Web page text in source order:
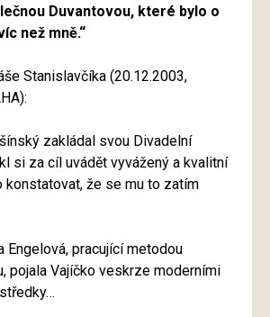
Duvantovou, které bylo o
než mně.“
Stanislavčíka (20.12.2003,
zakládal svou Divadelní
si za cíl uvádět vyvážený a kvalitní
konstatovat, že se mu to zatím
Engelová, pracující metodou
pojala Vajíčko veskrze moderními